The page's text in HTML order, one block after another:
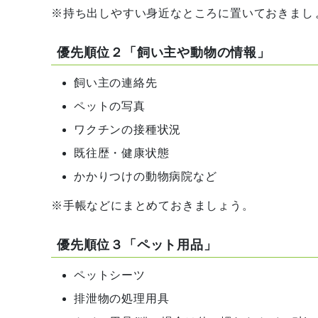
※持ち出しやすい身近なところに置いておきまし
優先順位２「飼い主や動物の情報」
飼い主の連絡先
ペットの写真
ワクチンの接種状況
既往歴・健康状態
かかりつけの動物病院など
※手帳などにまとめておきましょう。
優先順位３「ペット用品」
ペットシーツ
排泄物の処理用具